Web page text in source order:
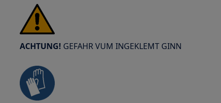
ACHTUNG! GEFAHR VUM INGEKLEMT GINN